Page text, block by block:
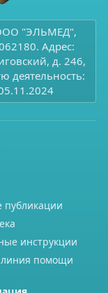
"ЭЛЬМЕД",
Адрес:
д. 246,
деятельность:
публикации
инструкции
линия помощи